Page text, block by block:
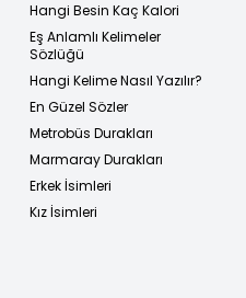
Hangi Besin Kaç Kalori
Eş Anlamlı Kelimeler
Sözlüğü
Hangi Kelime Nasıl Yazılır?
En Güzel Sözler
Metrobüs Durakları
Marmaray Durakları
Erkek İsimleri
Kız İsimleri